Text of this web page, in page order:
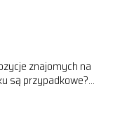
znajomych na
są przypadkowe?